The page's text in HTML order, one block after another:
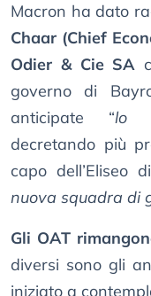
Macron ha dato
Chaar (Chief
Odier & Cie SA
governo di
anticipate “lo
decretando più
capo dell’Eliseo
nuova squadra di
Gli OAT
diversi sono gli
iniziato a